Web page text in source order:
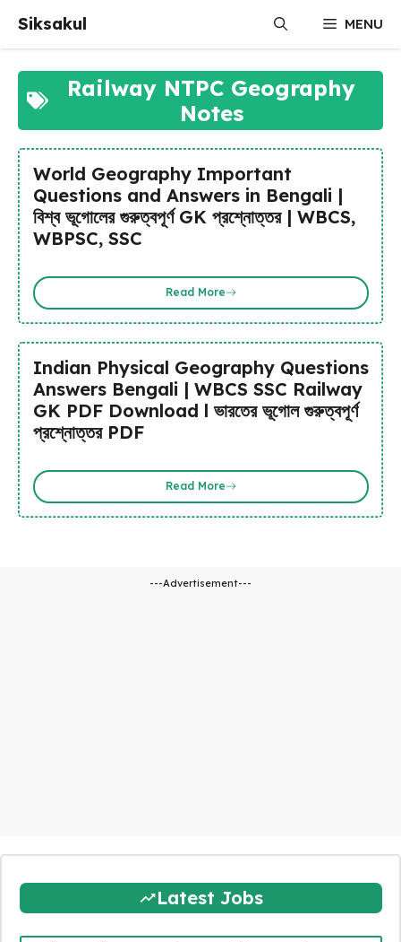
content
Siksakul MENU
Railway NTPC Geography
Notes
World Geography Important
Questions and Answers in Bengali |
বিশ্ব ভূগোলের গুরুত্বপূর্ণ GK প্রশ্নোত্তর | WBCS,
WBPSC, SSC
Read More
Indian Physical Geography Questions
Answers Bengali | WBCS SSC Railway
GK PDF Download l ভারতের ভূগোল গুরুত্বপূর্ণ
প্রশ্নোত্তর PDF
Read More
---Advertisement---
Latest Jobs